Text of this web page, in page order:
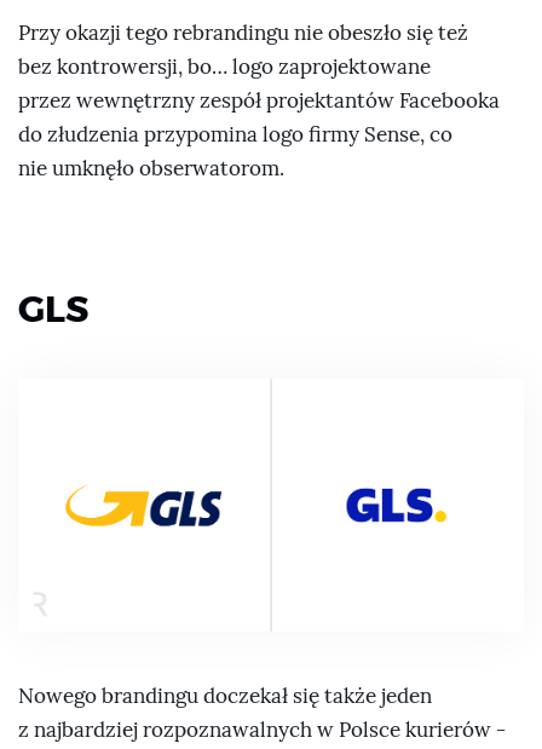
Przy okazji tego rebrandingu nie obeszło się też
bez kontrowersji, bo… logo zaprojektowane
przez wewnętrzny zespół projektantów Facebooka
do złudzenia przypomina logo firmy Sense, co
nie umknęło obserwatorom.
GLS
Nowego brandingu doczekał się także jeden
z najbardziej rozpoznawalnych w Polsce kurierów -